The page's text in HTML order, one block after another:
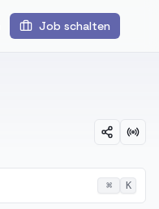
Job schalten
⌘ K